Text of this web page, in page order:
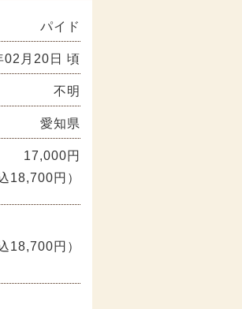
パイド
02月20日 頃
不明
愛知県
17,000円
18,700円）
18,700円）